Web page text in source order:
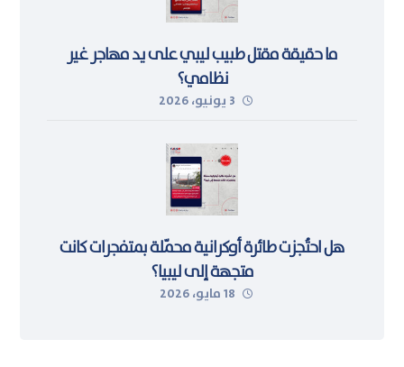
ما حقيقة مقتل طبيب ليبي على يد مهاجر غير
نظامي؟
3 يونيو، 2026
هل احتُجزت طائرة أوكرانية محمّلة بمتفجرات كانت
متجهة إلى ليبيا؟
18 مايو، 2026